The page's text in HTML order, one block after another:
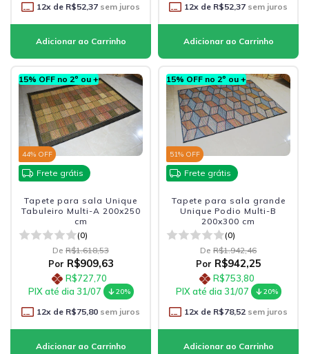
12x de R$52,37 sem juros 12x de R$52,37 sem juros
15% OFF no 2º ou +
44% OFF
Frete grátis
Tapete para sala Unique
Tabuleiro Multi-A 200x250
cm
(0)
De R$1.618,53
Por R$909,63
R$727,70
PIX até dia 31/07
20%
12x de R$75,80 sem juros
15% OFF no 2º ou +
51% OFF
Frete grátis
Tapete para sala grande
Unique Podio Multi-B
200x300 cm
(0)
De R$1.942,46
Por R$942,25
R$753,80
PIX até dia 31/07
20%
12x de R$78,52 sem juros